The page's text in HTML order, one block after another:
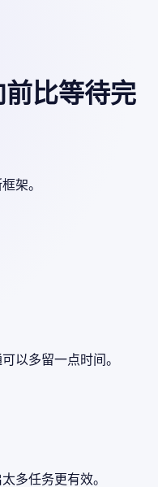
前比等待完
架。
以多留一点时间。
多任务更有效。